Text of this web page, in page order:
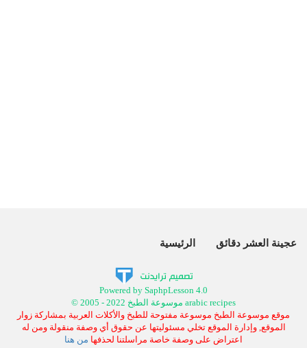
عجينة العشر دقائق الرئيسية
Powered by SaphpLesson 4.0
© 2005 - 2022 موسوعة الطبخ arabic recipes
موقع موسوعة الطبخ موسوعة مفتوحة للطبخ والأكلات العربية بمشاركة زوار
الموقع, وإدارة الموقع تخلي مسئوليتها عن حقوق أي وصفة منقولة ومن له
اعتراض على وصفة خاصة مراسلتنا لحذفها من هنا